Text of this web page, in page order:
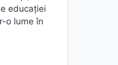
educației
o lume în